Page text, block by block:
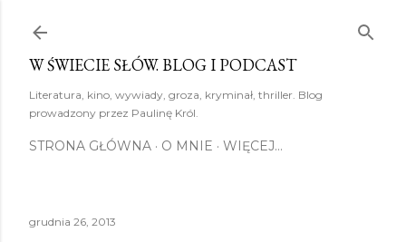
W ŚWIECIE SŁÓW. BLOG I PODCAST
Literatura, kino, wywiady, groza, kryminał, thriller. Blog
prowadzony przez Paulinę Król.
STRONA GŁÓWNA O MNIE WIĘCEJ…
grudnia 26, 2013